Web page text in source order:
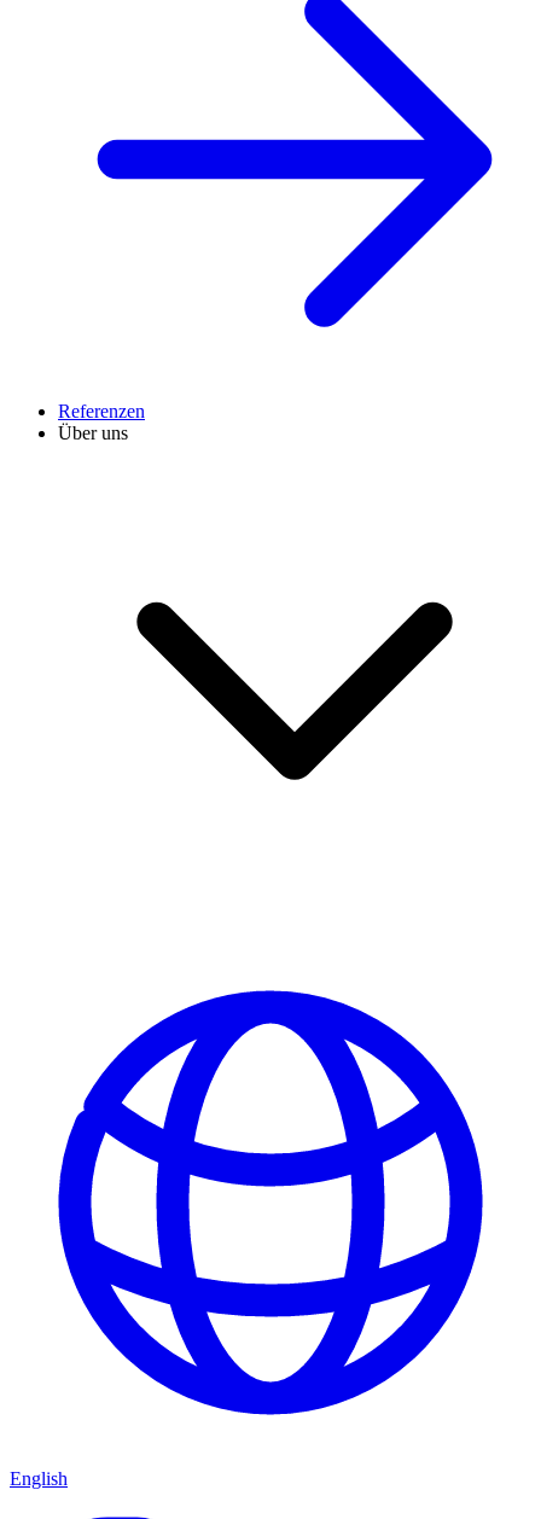
Referenzen
Über uns
English